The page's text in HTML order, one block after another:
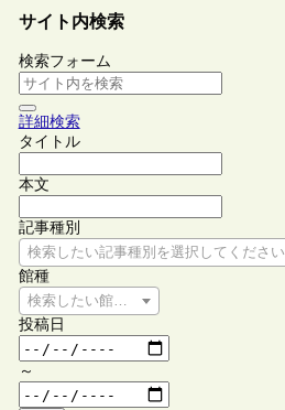
サイト内検索
検索フォーム
詳細検索
タイトル
本文
記事種別
検索したい記事種別を選択してください
館種
検索したい館種を選択してください
投稿日
～